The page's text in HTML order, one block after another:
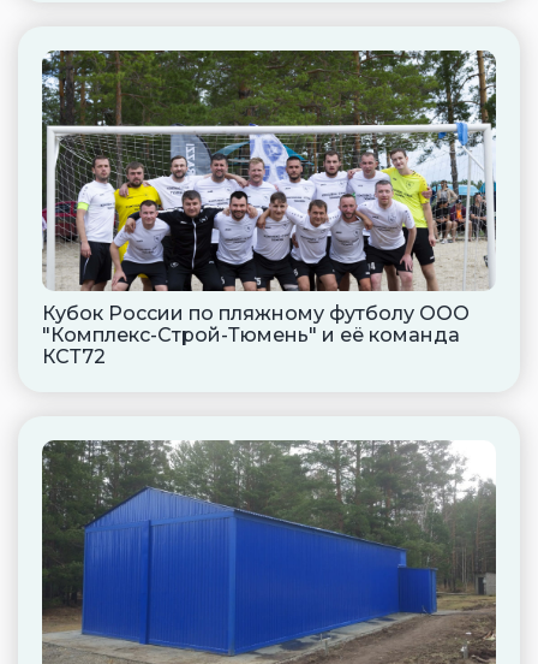
Кубок России по пляжному футболу ООО
"Комплекс-Строй-Тюмень" и её команда
КСТ72